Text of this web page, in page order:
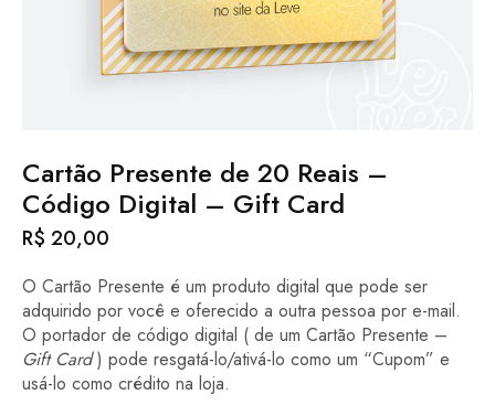
Cartão Presente de 20 Reais –
Código Digital – Gift Card
R$ 20,00
O Cartão Presente é um produto digital que pode ser
adquirido por você e oferecido a outra pessoa por e-mail.
O portador de código digital ( de um Cartão Presente –
Gift Card) pode resgatá-lo/ativá-lo como um “Cupom” e
usá-lo como crédito na loja.